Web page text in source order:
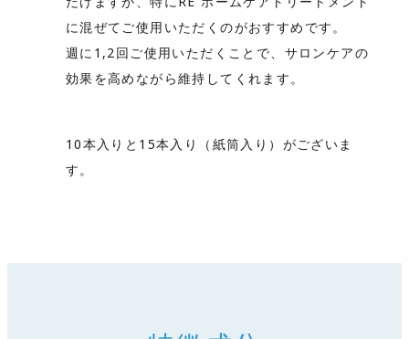
に混ぜてご使用いただくのがおすすめです。
週に1,2回ご使用いただくことで、サロンケアの
効果を高めながら維持してくれます。
10本入りと15本入り（紙筒入り）がございま
す。